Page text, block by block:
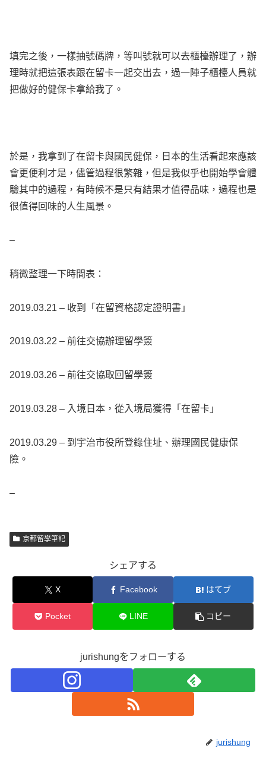
填完之後，一樣抽號碼牌，等叫號就可以去櫃檯辦理了，辦
理時就把這張表跟在留卡一起交出去，過一陣子櫃檯人員就
把做好的健保卡拿給我了。
於是，我拿到了在留卡與國民健保，日本的生活看起來應該
會更便利才是，儘管過程很繁雜，但是我似乎也開始學會體
驗其中的過程，有時候不是只有結果才值得品味，過程也是
很值得回味的人生風景。
–
稍微整理一下時間表：
2019.03.21 – 收到「在留資格認定證明書」
2019.03.22 – 前往交協辦理留學簽
2019.03.26 – 前往交協取回留學簽
2019.03.28 – 入境日本，從入境局獲得「在留卡」
2019.03.29 – 到宇治市役所登錄住址、辦理國民健康保
險。
–
京都留學筆記
シェアする
X Facebook はてブ
Pocket LINE コピー
jurishungをフォローする
jurishung